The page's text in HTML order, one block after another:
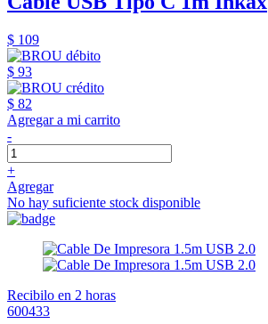
$ 109
$ 93
$ 82
Agregar a mi carrito
-
+
Agregar
No hay suficiente stock disponible
Recibilo en 2 horas
600433